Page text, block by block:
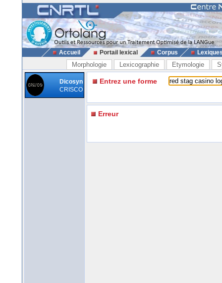
Accueil Portail lexical Corpus
Morphologie Lexicographie Etymologie
Dicosyn
CRISCO
Entrez une forme
Erreur